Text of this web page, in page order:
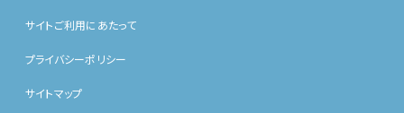
サイトご利用にあたって
プライバシーポリシー
サイトマップ